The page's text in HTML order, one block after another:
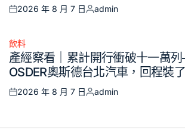
Posted
2026 年 8 月 7 日
Posted
admin
Posted
in
飲料
產經察看｜累計開行衝破十一萬
OSDER奧斯德台北汽車，回程裝
Posted
2026 年 8 月 7 日
Posted
admin